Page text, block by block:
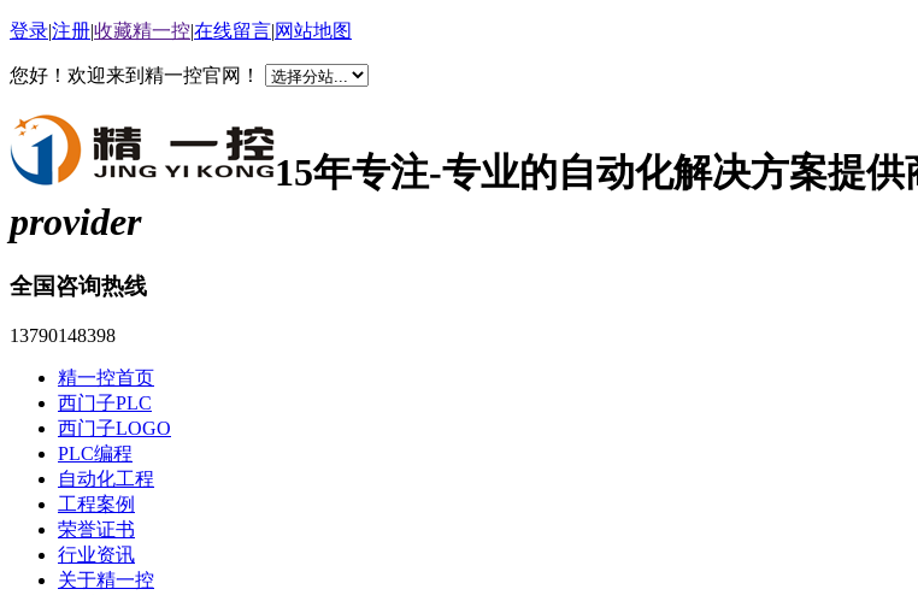
登录|注册|收藏精一控|在线留言|网站地图
您好！欢迎来到精一控官网！
15年专注-专业的自动化解决方案提供
provider
全国咨询热线
13790148398
精一控首页
西门子PLC
西门子LOGO
PLC编程
自动化工程
工程案例
荣誉证书
行业资讯
关于精一控